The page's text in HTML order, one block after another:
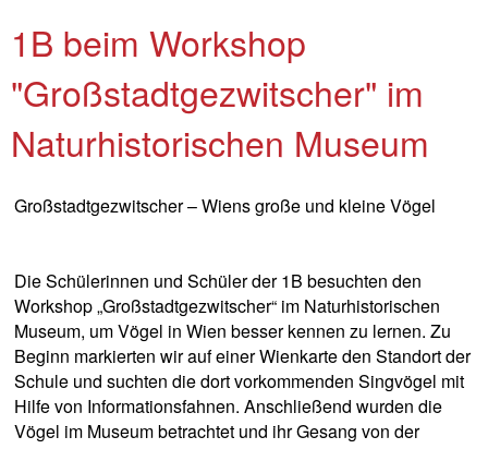
1B beim Workshop
"Großstadtgezwitscher" im
Naturhistorischen Museum
Großstadtgezwitscher – Wiens große und kleine Vögel
Die Schülerinnen und Schüler der 1B besuchten den
Workshop „Großstadtgezwitscher“ im Naturhistorischen
Museum, um Vögel in Wien besser kennen zu lernen. Zu
Beginn markierten wir auf einer Wienkarte den Standort der
Schule und suchten die dort vorkommenden Singvögel mit
Hilfe von Informationsfahnen. Anschließend wurden die
Vögel im Museum betrachtet und ihr Gesang von der